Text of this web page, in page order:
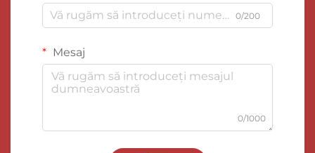
0/200
Mesaj
0/1000